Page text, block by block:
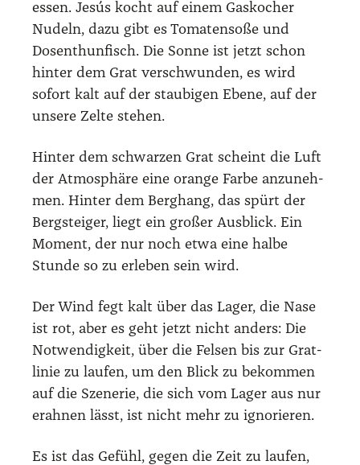
essen. Jesús kocht auf einem Gas­ko­cher
Nudeln, dazu gibt es Toma­ten­so­ße und
Dosen­thun­fisch. Die Son­ne ist jetzt schon
hin­ter dem Grat ver­schwun­den, es wird
sofort kalt auf der stau­bi­gen Ebe­ne, auf der
unse­re Zel­te ste­hen.
Hin­ter dem schwar­zen Grat scheint die Luft
der Atmo­sphä­re eine oran­ge Far­be anzu­neh­
men. Hin­ter dem Berg­hang, das spürt der
Berg­stei­ger, liegt ein gro­ßer Aus­blick. Ein
Moment, der nur noch etwa eine hal­be
Stun­de so zu erle­ben sein wird.
Der Wind fegt kalt über das Lager, die Nase
ist rot, aber es geht jetzt nicht anders: Die
Not­wen­dig­keit, über die Fel­sen bis zur Grat­
li­nie zu lau­fen, um den Blick zu bekom­men
auf die Sze­ne­rie, die sich vom Lager aus nur
erah­nen lässt, ist nicht mehr zu igno­rie­ren.
Es ist das Gefühl, gegen die Zeit zu lau­fen,